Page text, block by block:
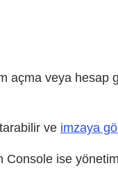
açma veya hesap
ve imzaya
Console ise